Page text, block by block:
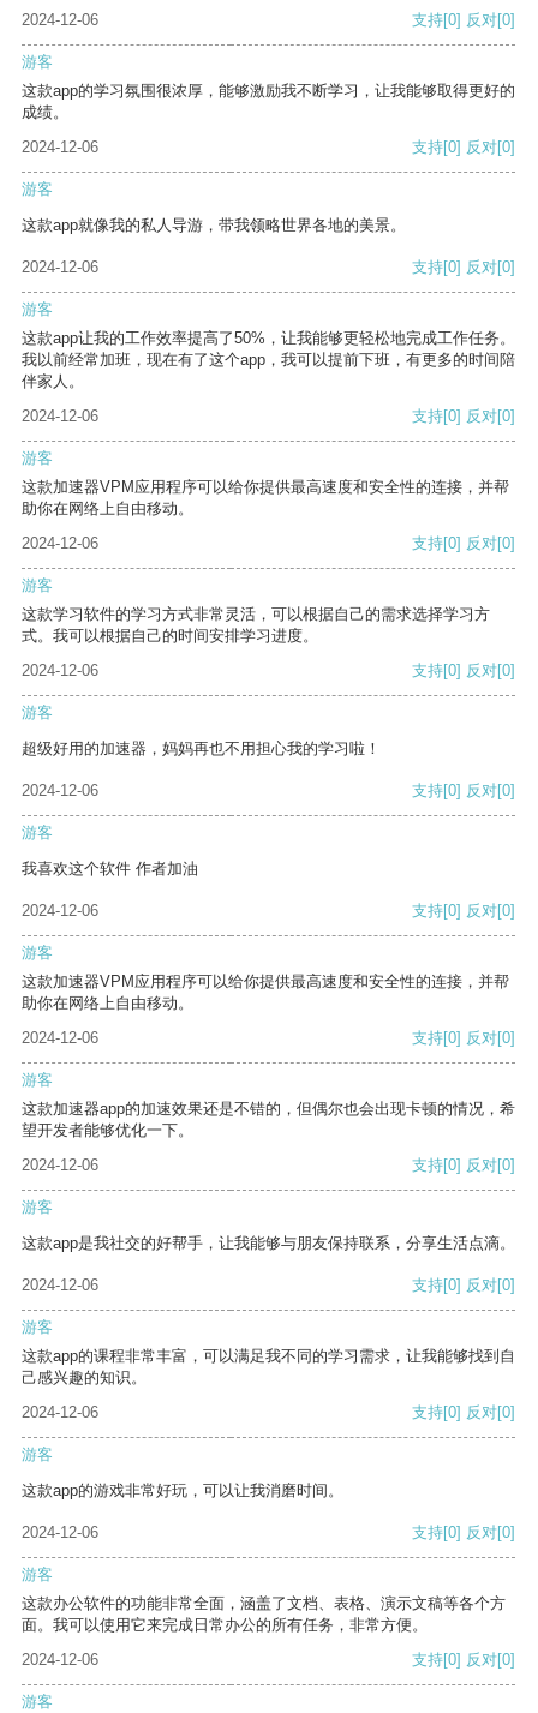
2024-12-06 支持[0] 反对[0]
游客
这款app的学习氛围很浓厚，能够激励我不断学习，让我能够取得更好的
成绩。
2024-12-06
支持[0] 反对[0]
游客
这款app就像我的私人导游，带我领略世界各地的美景。
2024-12-06 支持[0] 反对[0]
游客
这款app让我的工作效率提高了50%，让我能够更轻松地完成工作任务。
我以前经常加班，现在有了这个app，我可以提前下班，有更多的时间陪
伴家人。
2024-12-06
支持[0] 反对[0]
游客
这款加速器VPM应用程序可以给你提供最高速度和安全性的连接，并帮
助你在网络上自由移动。
2024-12-06
支持[0] 反对[0]
游客
这款学习软件的学习方式非常灵活，可以根据自己的需求选择学习方
式。我可以根据自己的时间安排学习进度。
2024-12-06
支持[0] 反对[0]
游客
超级好用的加速器，妈妈再也不用担心我的学习啦！
2024-12-06 支持[0] 反对[0]
游客
我喜欢这个软件 作者加油
2024-12-06 支持[0] 反对[0]
游客
这款加速器VPM应用程序可以给你提供最高速度和安全性的连接，并帮
助你在网络上自由移动。
2024-12-06
支持[0] 反对[0]
游客
这款加速器app的加速效果还是不错的，但偶尔也会出现卡顿的情况，希
望开发者能够优化一下。
2024-12-06
支持[0] 反对[0]
游客
这款app是我社交的好帮手，让我能够与朋友保持联系，分享生活点滴。
2024-12-06 支持[0] 反对[0]
游客
这款app的课程非常丰富，可以满足我不同的学习需求，让我能够找到自
己感兴趣的知识。
2024-12-06
支持[0] 反对[0]
游客
这款app的游戏非常好玩，可以让我消磨时间。
2024-12-06 支持[0] 反对[0]
游客
这款办公软件的功能非常全面，涵盖了文档、表格、演示文稿等各个方
面。我可以使用它来完成日常办公的所有任务，非常方便。
2024-12-06
支持[0] 反对[0]
游客